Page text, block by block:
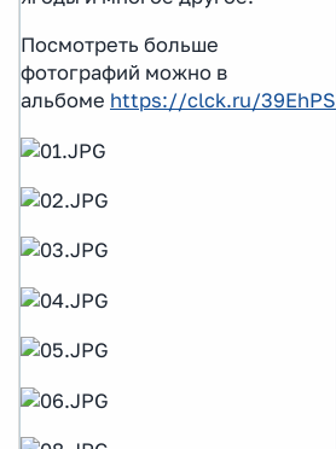
Посмотреть больше
фотографий можно в
альбоме https://clck.ru/39EhPS